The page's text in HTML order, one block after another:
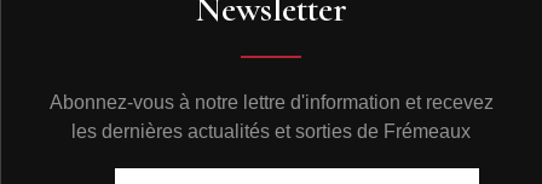
Abonnez-vous à notre lettre d'information et recevez
les dernières actualités et sorties de Frémeaux